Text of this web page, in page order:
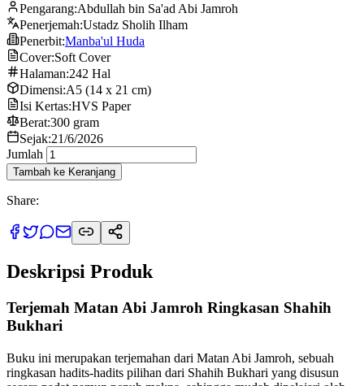
Pengarang:Abdullah bin Sa'ad Abi Jamroh
Penerjemah:Ustadz Sholih Ilham
Penerbit:Manba'ul Huda
Cover:Soft Cover
Halaman:242 Hal
Dimensi:A5 (14 x 21 cm)
Isi Kertas:HVS Paper
Berat:300 gram
Sejak:21/6/2026
Jumlah
Tambah ke Keranjang
Share:
Deskripsi Produk
Terjemah Matan Abi Jamroh Ringkasan Shahih
Bukhari
Buku ini merupakan terjemahan dari Matan Abi Jamroh, sebuah
ringkasan hadits-hadits pilihan dari Shahih Bukhari yang disusun